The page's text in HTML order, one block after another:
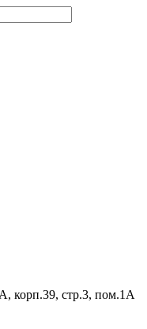
корп.39, стр.3, пом.1А